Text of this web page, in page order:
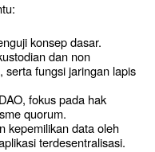
konsep dasar.
dan non
serta fungsi jaringan lapis
fokus pada hak
quorum.
kepemilikan data oleh
terdesentralisasi.